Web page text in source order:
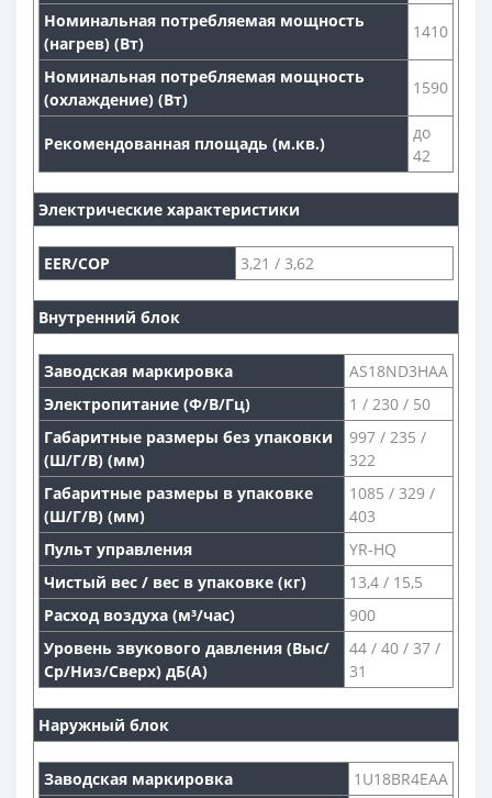
Номинальная потребляемая мощность
(нагрев) (Вт)
1410
Номинальная потребляемая мощность
(охлаждение) (Вт)
1590
Рекомендованная площадь (м.кв.)
до
42
Электрические характеристики
EER/COP 3,21 / 3,62
Внутренний блок
Заводская маркировка
AS18ND3HAA
Электропитание (Ф/В/Гц)
1 / 230 / 50
Габаритные размеры без упаковки
(Ш/Г/В) (мм)
997 / 235 /
322
Габаритные размеры в упаковке
(Ш/Г/В) (мм)
1085 / 329 /
403
Пульт управления
YR-HQ
Чистый вес / вес в упаковке (кг)
13,4 / 15,5
Расход воздуха (м³/час)
900
Уровень звукового давления (Выс/
Ср/Низ/Сверх) дБ(А)
44 / 40 / 37 /
31
Наружный блок
Заводская маркировка
1U18BR4EAA